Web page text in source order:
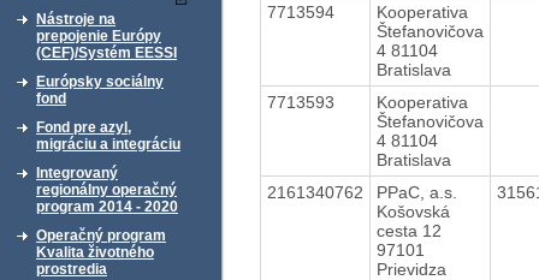
Nástroje na
prepojenie Európy
(CEF)/Systém EESSI
Európsky sociálny
fond
Fond pre azyl,
migráciu a integráciu
Integrovaný
regionálny operačný
program 2014 - 2020
Operačný program
Kvalita životného
prostredia
7713594
Kooperativa
Štefanovičova
4 81104
Bratislava
7713593
Kooperativa
Štefanovičova
4 81104
Bratislava
2161340762
PPaC, a.s.
Košovská
cesta 12
97101
Prievidza